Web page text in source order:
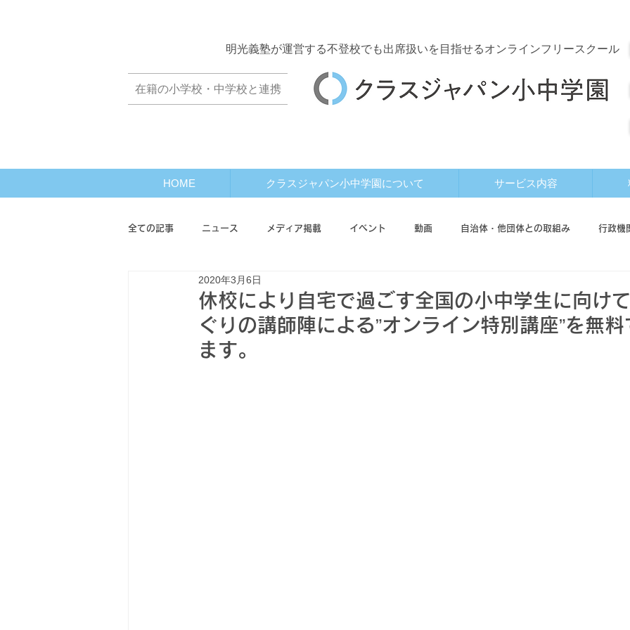
​明光義塾が運営する不登校でも出席扱いを目指せるオンラインフリースクール
​在籍の小学校・中学校と連携
HOME クラスジャパン小中学園について サービス内容
全ての記事 ニュース メディア掲載 イベント 動画 自治体・他団体との取組み 行政機
オンライン座談会 クラスワールド
休校により自宅で過ごす全国の小中学生に向け
ぐりの講師陣による”オンライン特別講座”を無
ます。
2020年3月6日